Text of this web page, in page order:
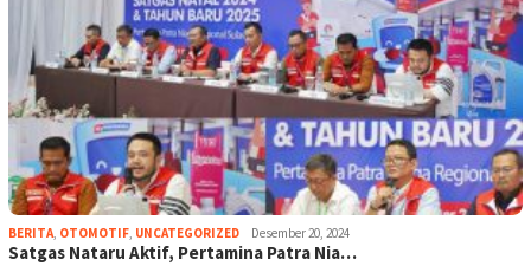
BERITA, OTOMOTIF, UNCATEGORIZED Desember 20, 2024
Satgas Nataru Aktif, Pertamina Patra Nia…